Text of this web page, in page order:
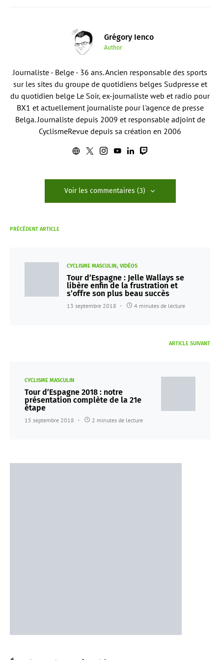
Grégory Ienco
Author
Journaliste - Belge - 36 ans. Ancien responsable des sports
sur les sites du groupe de quotidiens belges Sudpresse et
du quotidien belge Le Soir, ex-journaliste web et radio pour
BX1 et actuellement journaliste pour l'agence de presse
Belga. Journaliste depuis 2009 et responsable adjoint de
CyclismeRevue depuis sa création en 2006
Voir les commentaires (3)
PRÉCÉDENT ARTICLE
CYCLISME MASCULIN VIDÉOS
Tour d’Espagne : Jelle Wallays se
libère enfin de la frustration et
s’offre son plus beau succès
13 septembre 2018 4 minutes de lecture
ARTICLE SUIVANT
CYCLISME MASCULIN
Tour d’Espagne 2018 : notre
présentation complète de la 21e
étape
15 septembre 2018 2 minutes de lecture